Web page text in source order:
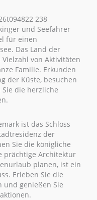
und Seefahrer
für einen
Das Land der
von Aktivitäten
Familie. Erkunden
der Küste, besuchen
die herzliche
ist das Schloss
der
Sie die königliche
prächtige Architektur
planen, ist ein
Erleben Sie die
und genießen Sie